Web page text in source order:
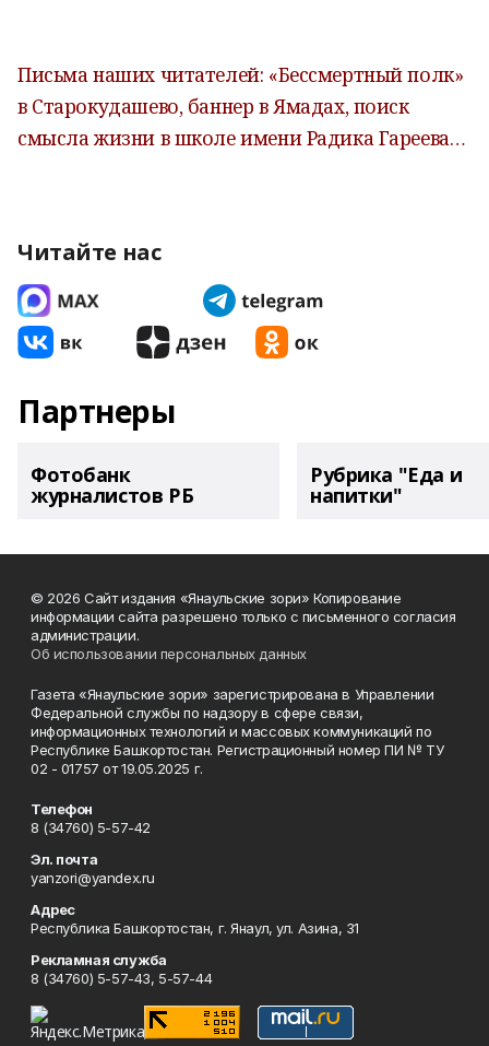
Письма наших читателей: «Бессмертный полк»
в Старокудашево, баннер в Ямадах, поиск
смысла жизни в школе имени Радика Гареева…
Читайте нас
Партнеры
Фотобанк
журналистов РБ
Рубрика "Еда и
напитки"
© 2026 Сайт издания «Янаульские зори» Копирование
информации сайта разрешено только с письменного согласия
администрации.
Об использовании персональных данных
Газета «Янаульские зори» зарегистрирована в Управлении
Федеральной службы по надзору в сфере связи,
информационных технологий и массовых коммуникаций по
Республике Башкортостан. Регистрационный номер ПИ № ТУ
02 - 01757 от 19.05.2025 г.
Телефон
8 (34760) 5-57-42
Эл. почта
yanzori@yandex.ru
Адрес
Республика Башкортостан, г. Янаул, ул. Азина, 31
Рекламная служба
8 (34760) 5-57-43, 5-57-44